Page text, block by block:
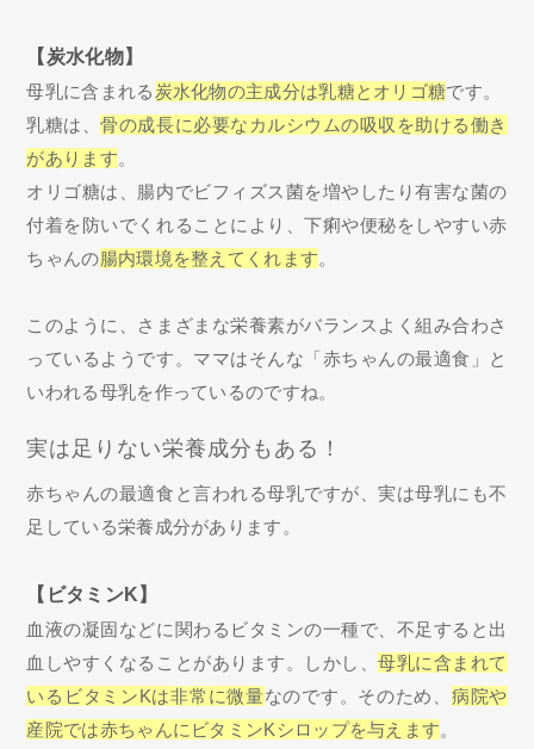
【炭水化物】
母乳に含まれる 炭水化物の主成分は乳糖とオリゴ糖です。
乳糖は、骨の成長に必要なカルシウムの吸収を助ける働き
があります。
オリゴ糖は、腸内でビフィズス菌を増やしたり有害な菌の
付着を防いでくれることにより、下痢や便秘をしやすい赤
ちゃんの腸内環境を整えてくれます。
このように、さまざまな栄養素がバランスよく組み合わさ
っているようです。ママはそんな「赤ちゃんの最適食」と
いわれる母乳を作っているのですね。
実は足りない栄養成分もある！
赤ちゃんの最適食と言われる母乳ですが、実は母乳にも不
足している栄養成分があります。
【ビタミンK】
血液の凝固などに関わるビタミンの一種で、不足すると出
血しやすくなることがあります。しかし、母乳に含まれて
いるビタミンKは非常に微量なのです。そのため、 病院や
産院では赤ちゃんにビタミンKシロップを与えます。